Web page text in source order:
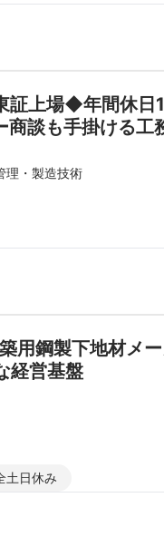
証上場◆年間休
談も手掛ける工
理・製造技術
用鋼製下地材メ
経営基盤
土日休み